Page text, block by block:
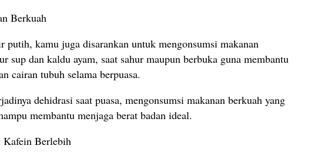
Berkuah
putih, kamu juga disarankan untuk mengonsumsi makanan
sup dan kaldu ayam, saat sahur maupun berbuka guna membantu
cairan tubuh selama berpuasa.
dehidrasi saat puasa, mengonsumsi makanan berkuah yang
membantu menjaga berat badan ideal.
Berlebih